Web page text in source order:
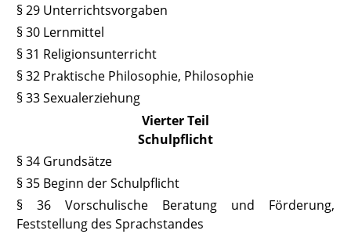
§ 29 Unterrichtsvorgaben
§ 30 Lernmittel
§ 31 Religionsunterricht
§ 32 Praktische Philosophie, Philosophie
§ 33 Sexualerziehung
Vierter Teil
Schulpflicht
§ 34 Grundsätze
§ 35 Beginn der Schulpflicht
§ 36 Vorschulische Beratung und Förderung,
Feststellung des Sprachstandes